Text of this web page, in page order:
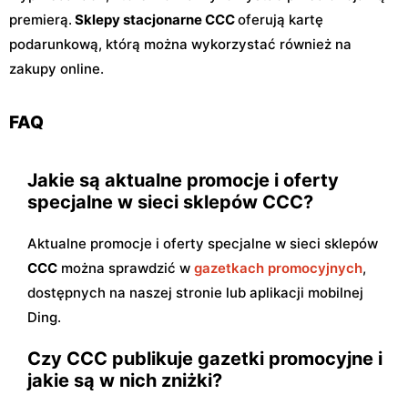
premierą. Sklepy stacjonarne CCCoferują kartę
podarunkową, którą można wykorzystać również na
zakupy online.
FAQ
Jakie są aktualne promocje i oferty
specjalne w sieci sklepów CCC?
Aktualne promocje i oferty specjalne w sieci sklepów
CCC można sprawdzić w gazetkach promocyjnych,
dostępnych na naszej stronie lub aplikacji mobilnej
Ding.
Czy CCC publikuje gazetki promocyjne i
jakie są w nich zniżki?